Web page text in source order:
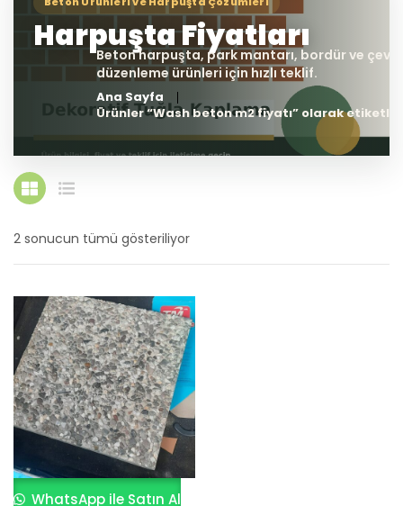
Ana Sayfa
Ürünler “Wash beton m2 fiyatı” olarak
2 sonucun tümü gösteriliyor
göre
sıralandı
WhatsApp ile Satın Al